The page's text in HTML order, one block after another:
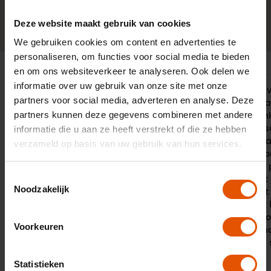
Deze website maakt gebruik van cookies
We gebruiken cookies om content en advertenties te
personaliseren, om functies voor social media te bieden
en om ons websiteverkeer te analyseren. Ook delen we
informatie over uw gebruik van onze site met onze
partners voor social media, adverteren en analyse. Deze
partners kunnen deze gegevens combineren met andere
informatie die u aan ze heeft verstrekt of die ze hebben
verzameld op basis van uw gebruik van hun services.
Noodzakelijk
Voorkeuren
Statistieken
0341-760088 Neem contact op
Een voorbeeld uit het boekje snelle
opvolging, duidelijk communicatie en
zelfs bij wat uitdagingen wanneer
dealers zich vergissen komt er een
vriendelijke en informerende dialoog
"Wij kiezen
de goede
het
groot, er is
LeaseLinq
van
service.
is dat al
genomen
persoon
hebben.
perfect!"